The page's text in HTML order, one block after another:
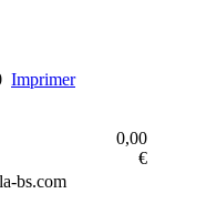
Imprimer
0,00
€
bs.com